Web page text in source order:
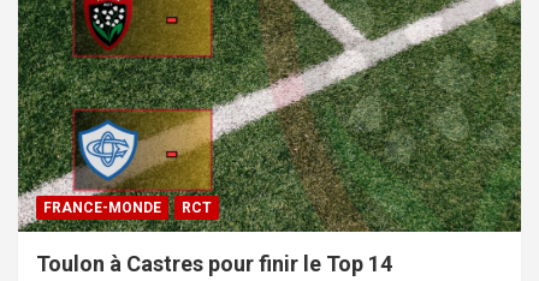
FRANCE-MONDE RCT
Toulon à Castres pour finir le Top 14